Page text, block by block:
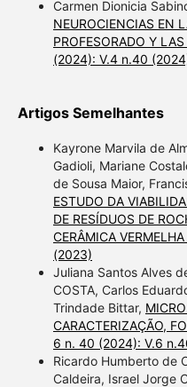
Carmen Dionicia
NEUROCIENCIAS EN
PROFESORADO Y
(2024): V.4 n.40
Artigos Semelhantes
Kayrone Marvila de
Gadioli, Mariane
de Sousa Maior,
ESTUDO DA
DE RESÍDUOS DE
CERÂMICA VERMELHA
(2023)
Juliana Santos Alves
COSTA, Carlos
Trindade Bittar,
CARACTERIZAÇÃO,
6 n. 40 (2024): V.6
Ricardo Humberto de
Caldeira, Israel Jorge